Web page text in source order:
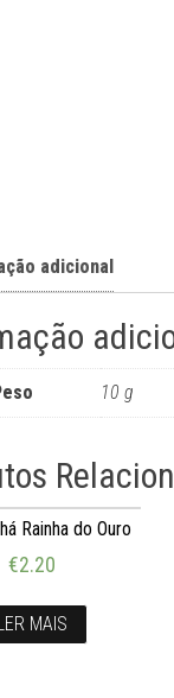
adicional
10 g
Rainha do Ouro
€2.20
MAIS